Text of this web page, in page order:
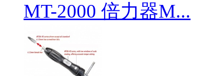
MT-2000 倍力器M...